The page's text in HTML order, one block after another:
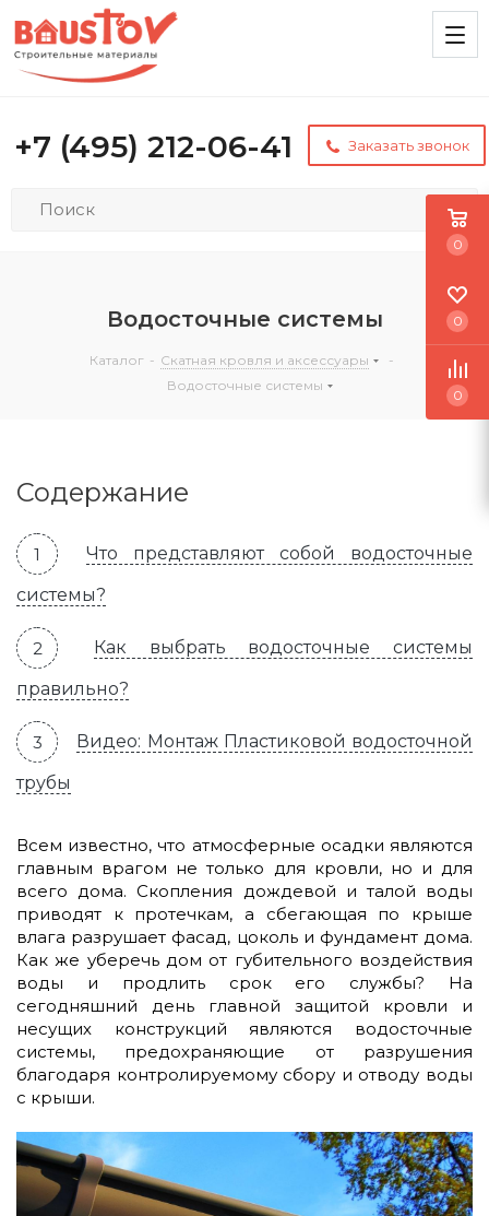
+7 (495) 212-06-41 Заказать звонок
Водосточные системы
Каталог - Скатная кровля и аксессуары
-
Водосточные системы
Содержание
Что представляют собой водосточные
системы?
Как выбрать водосточные системы
правильно?
Видео: Монтаж Пластиковой водосточной
трубы
Всем известно, что атмосферные осадки являются
главным врагом не только для кровли, но и для
всего дома. Скопления дождевой и талой воды
приводят к протечкам, а сбегающая по крыше
влага разрушает фасад, цоколь и фундамент дома.
Как же уберечь дом от губительного воздействия
воды и продлить срок его службы? На
сегодняшний день главной защитой кровли и
несущих конструкций являются водосточные
системы, предохраняющие от разрушения
благодаря контролируемому сбору и отводу воды
с крыши.
0
0
0